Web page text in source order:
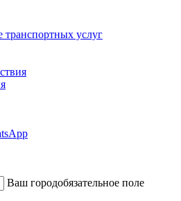
транспортных услуг
Ваш городобязательное поле